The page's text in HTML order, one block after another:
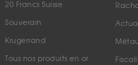
20 Francs Suisse
Souverain
Krugerrand
Tous nos produits en or